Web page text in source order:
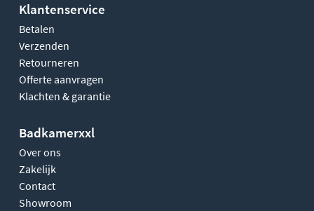
Klantenservice
Betalen
Verzenden
Retourneren
Offerte aanvragen
Klachten & garantie
Badkamerxxl
Over ons
Zakelijk
Contact
Showroom